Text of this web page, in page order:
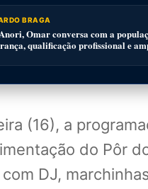
BRAGA
Omar conversa com a
qualificação profissional e
(16), a
do Pôr
DJ,